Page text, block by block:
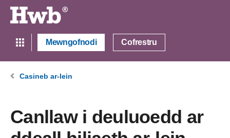
Mewngofnodi Cofrestru
Casineb ar-lein
Canllaw i deuluoedd ar